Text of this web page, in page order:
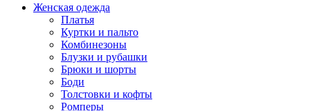
Женская одежда
Платья
Куртки и пальто
Комбинезоны
Блузки и рубашки
Брюки и шорты
Боди
Толстовки и кофты
Ромперы